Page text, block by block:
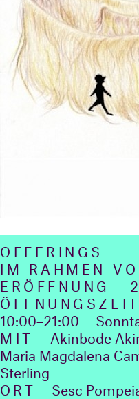
OFFERINGS
IM RAHMEN
ERÖFFNUNG
10:00–21:00
MIT
Akinbode
Maria Magdalena
Sterling
ORT
Sesc